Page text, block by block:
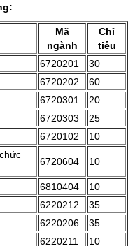
Mã
ngành
Chỉ
tiêu
6720201
30
6720202
60
6720301
20
6720303
25
6720102 10
6720604 10
6810404
10
6220212
35
6220206
35
6220211
10